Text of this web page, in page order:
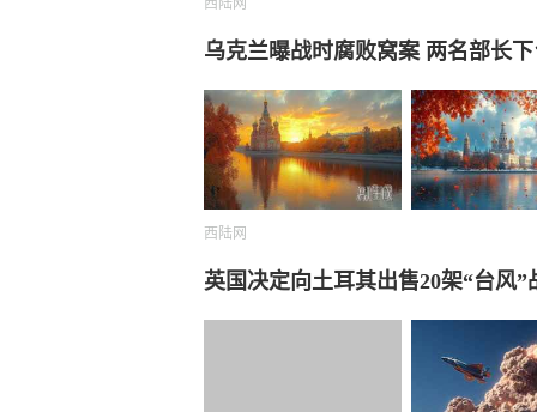
西陆网
乌克兰曝战时腐败窝案 两名部长
西陆网
英国决定向土耳其出售20架“台风”